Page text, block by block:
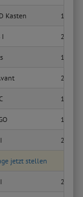
Kasten 1.2
I 2.0
112
2.0 TDI
1.6
1.4 i
2.0 TDI
jetzt stellen
2.0 TDI